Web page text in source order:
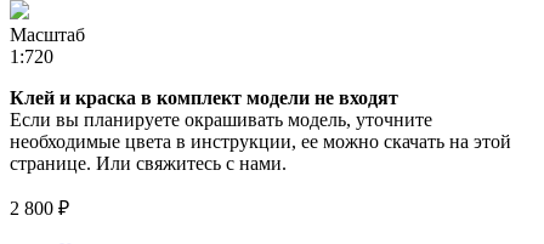
Масштаб
1:720
Клей и краска в комплект модели не входят
Если вы планируете окрашивать модель, уточните
необходимые цвета в инструкции, ее можно скачать на этой
странице. Или свяжитесь с нами.
2 800 ₽